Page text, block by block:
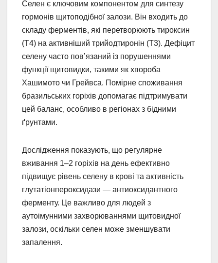
Селен є ключовим компонентом для синтезу
гормонів щитоподібної залози. Він входить до
складу ферментів, які перетворюють тироксин
(T4) на активніший трийодтиронін (T3). Дефіцит
селену часто пов’язаний із порушеннями
функції щитовидки, такими як хвороба
Хашимото чи Грейвса. Помірне споживання
бразильських горіхів допомагає підтримувати
цей баланс, особливо в регіонах з бідними
ґрунтами.
Дослідження показують, що регулярне
вживання 1–2 горіхів на день ефективно
підвищує рівень селену в крові та активність
глутатіонпероксидази — антиоксидантного
ферменту. Це важливо для людей з
аутоімунними захворюваннями щитовидної
залози, оскільки селен може зменшувати
запалення.